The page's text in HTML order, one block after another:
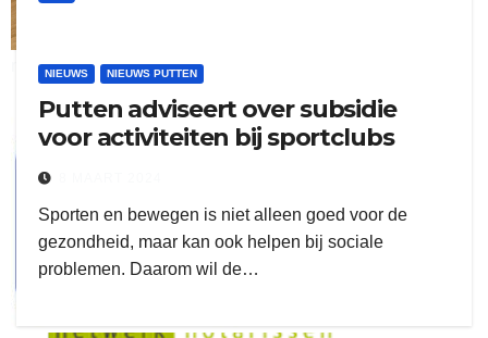
ruitengaparket
NIEUWS NIEUWS PUTTEN
Putten adviseert over subsidie
voor activiteiten bij sportclubs
Sporten en bewegen is niet alleen goed voor de
gezondheid, maar kan ook helpen bij sociale
problemen. Daarom wil de…